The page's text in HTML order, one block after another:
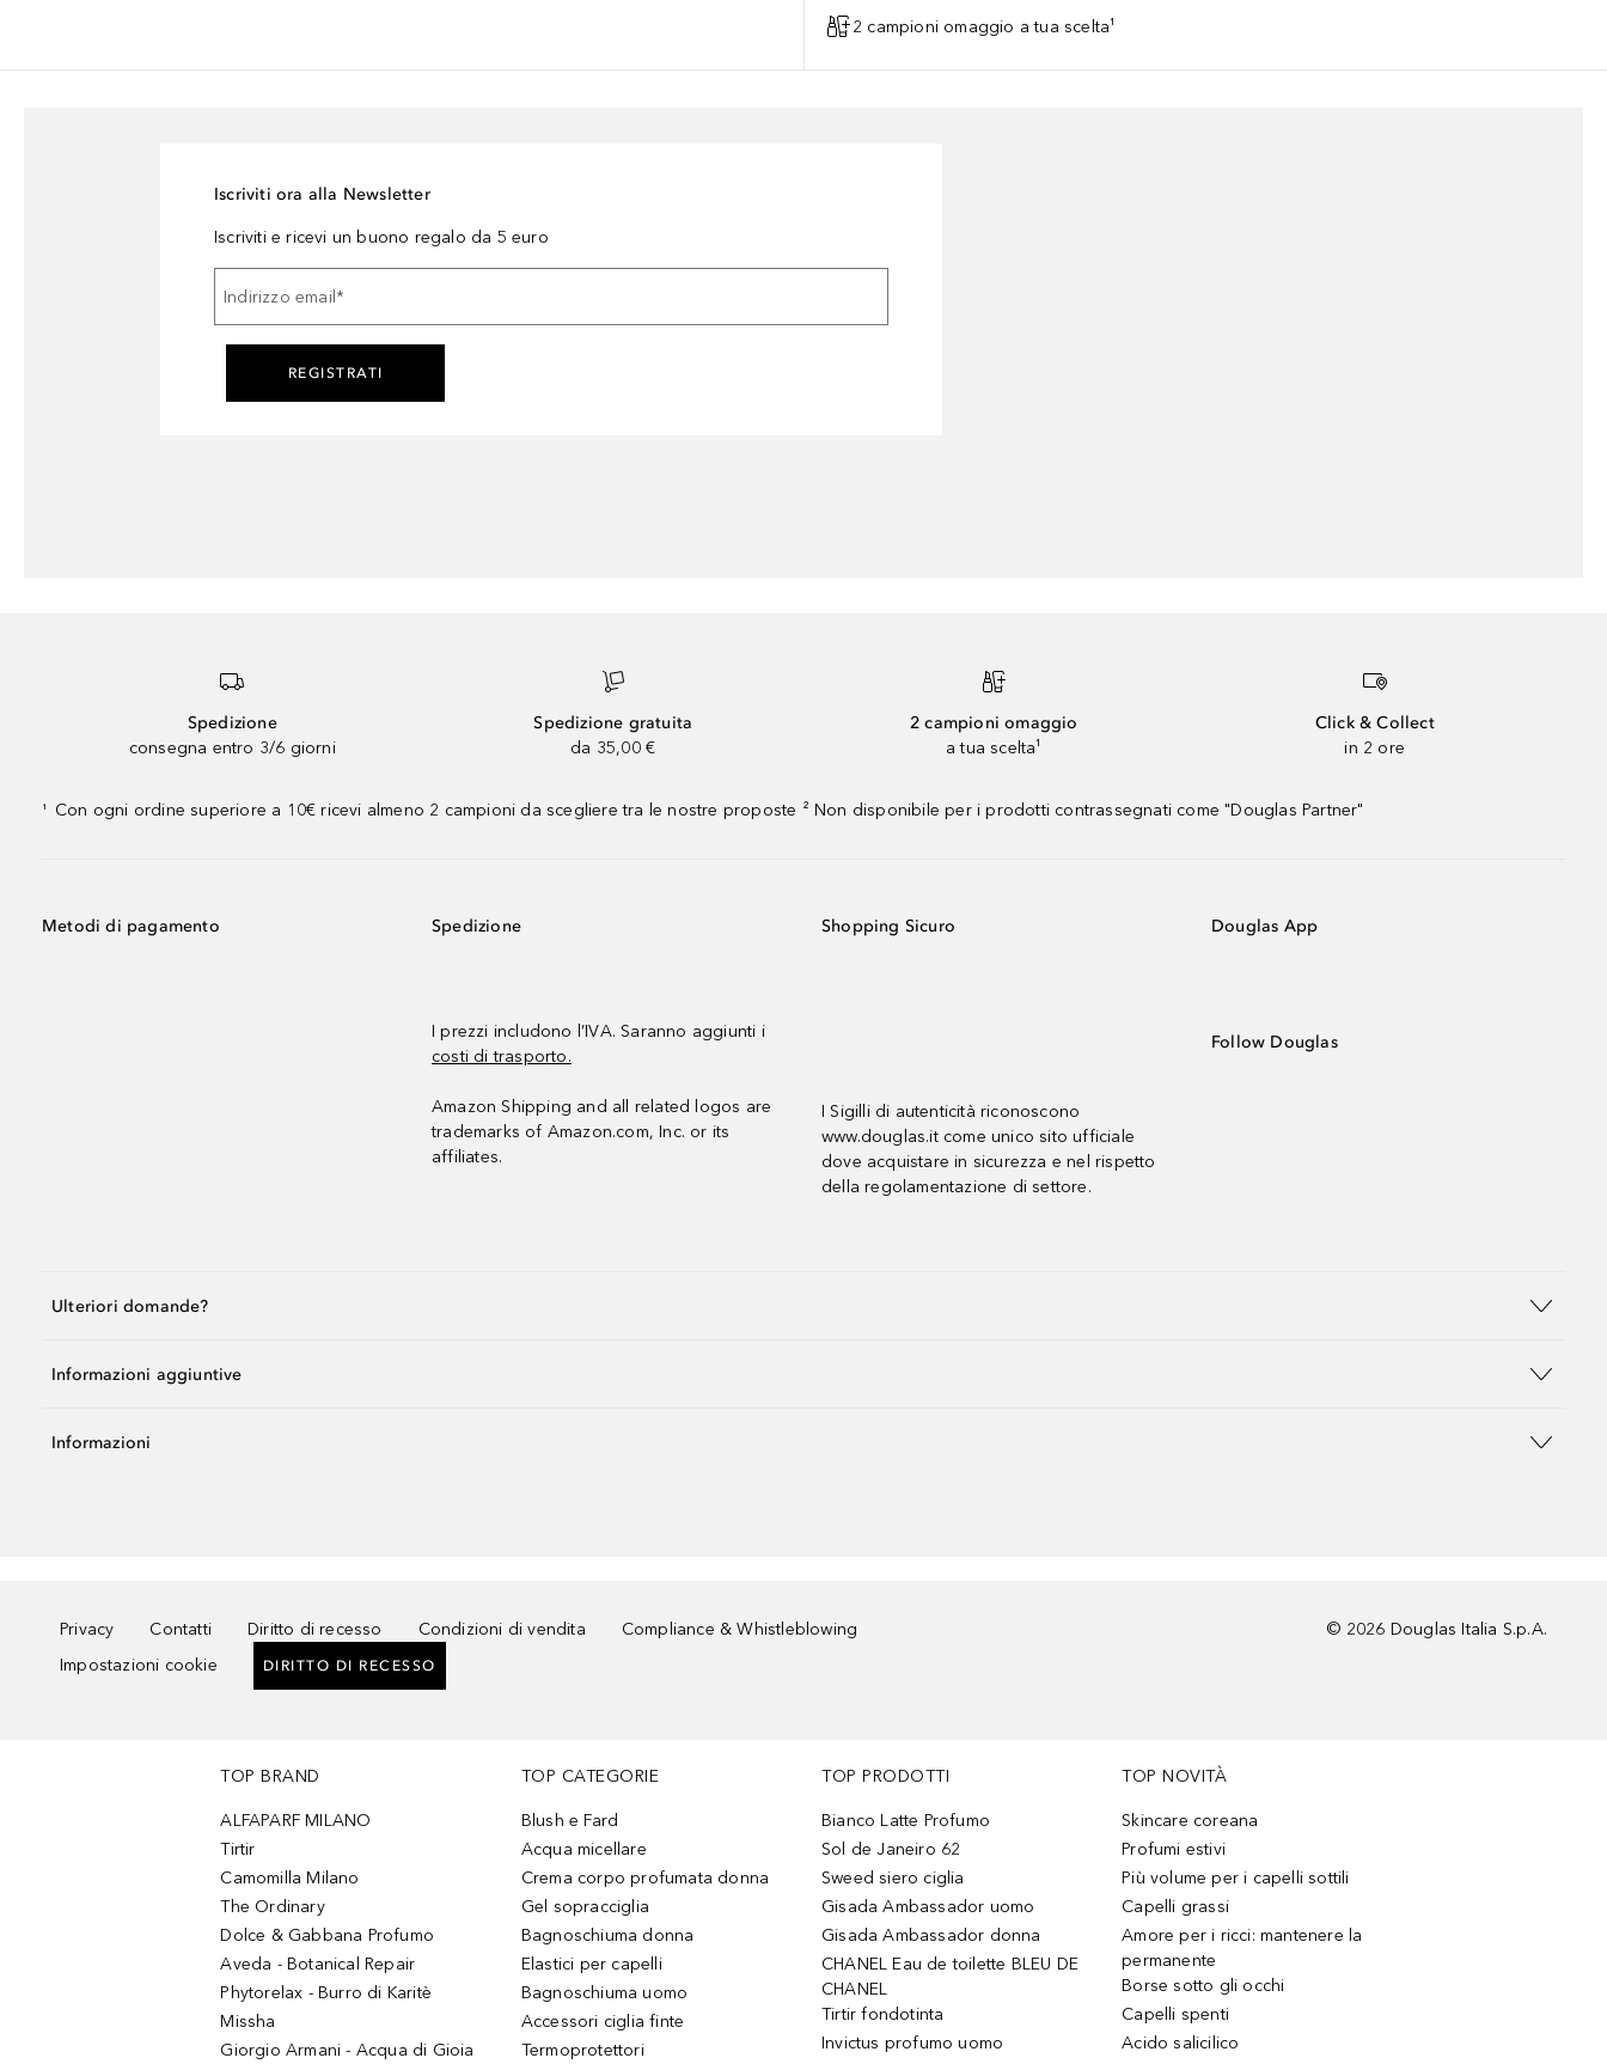
2 campioni omaggio a tua scelta¹
Iscriviti ora alla Newsletter
Iscriviti e ricevi un buono regalo da 5 euro
Indirizzo email *
REGISTRATI
Spedizione
consegna entro 3/6 giorni
Spedizione gratuita
da 35,00 €
2 campioni omaggio
a tua scelta¹
Click & Collect
in 2 ore
¹ Con ogni ordine superiore a 10€ ricevi almeno 2 campioni da scegliere tra le nostre proposte ² Non disponibile per i prodotti contrassegnati come "Douglas Partner"
Metodi di pagamento Spedizione
I prezzi includono l’IVA. Saranno aggiunti i
costi di trasporto.
Amazon Shipping and all related logos are
trademarks of Amazon.com, Inc. or its
affiliates.
Shopping Sicuro
I Sigilli di autenticità riconoscono
www.douglas.it come unico sito ufficiale
dove acquistare in sicurezza e nel rispetto
della regolamentazione di settore.
Douglas App
Follow Douglas
Ulteriori domande?
Informazioni aggiuntive
Informazioni
Privacy Contatti Diritto di recesso Condizioni di vendita
Compliance & Whistleblowing
Impostazioni cookie
DIRITTO DI RECESSO
© 2026 Douglas Italia S.p.A.
TOP BRAND
ALFAPARF MILANO
Tirtir
Camomilla Milano
The Ordinary
Dolce & Gabbana Profumo
Aveda - Botanical Repair
Phytorelax - Burro di Karitè
Missha
Giorgio Armani - Acqua di Gioia
TOP CATEGORIE
Blush e Fard
Acqua micellare
Crema corpo profumata donna
Gel sopracciglia
Bagnoschiuma donna
Elastici per capelli
Bagnoschiuma uomo
Accessori ciglia finte
Termoprotettori
TOP PRODOTTI
Bianco Latte Profumo
Sol de Janeiro 62
Sweed siero ciglia
Gisada Ambassador uomo
Gisada Ambassador donna
CHANEL Eau de toilette BLEU DE
CHANEL
Tirtir fondotinta
Invictus profumo uomo
TOP NOVITÀ
Skincare coreana
Profumi estivi
Più volume per i capelli sottili
Capelli grassi
Amore per i ricci: mantenere la
permanente
Borse sotto gli occhi
Capelli spenti
Acido salicilico